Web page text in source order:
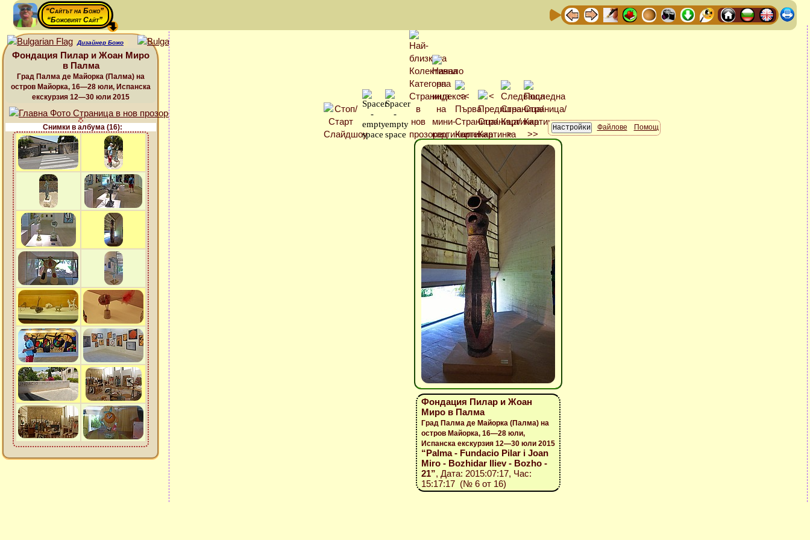
“Сайтът на Божо”
“Божовият Сайт”
Дизайнер Божо
Фондация Пилар и Жоан Миро
в Палма
Град Палма де Майорка (Палма) на
остров Майорка, 16—28 юли, Испанска
екскурзия 12—30 юли 2015
Снимки в албума (16): Файлове Помощ
Фондация Пилар и Жоан
Миро в Палма
Град Палма де Майорка (Палма) на
остров Майорка, 16—28 юли,
Испанска екскурзия 12—30 юли 2015
“Palma - Fundacio Pilar i Joan
Miro - Bozhidar Iliev - Bozho -
21”, Дата: 2015:07:17, Час:
15:17:17 (№ 6 от 16)